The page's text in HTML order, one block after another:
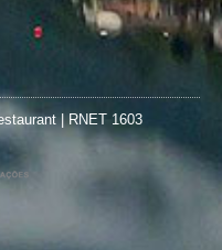
| RNET 1603